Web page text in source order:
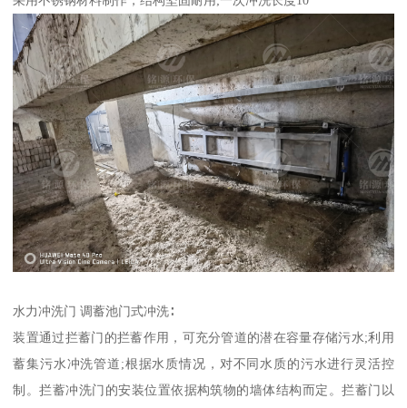
水力冲洗门 调蓄池门式冲洗∶
装置通过拦蓄门的拦蓄作用，可充分管道的潜在容量存储污水;利用
蓄集污水冲洗管道;根据水质情况，对不同水质的污水进行灵活控
制。拦蓄冲洗门的安装位置依据构筑物的墙体结构而定。拦蓄门以